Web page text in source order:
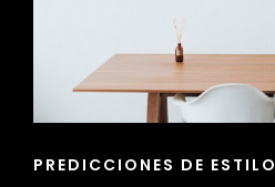
ENLACES
PREDICCIONES DE ESTILO